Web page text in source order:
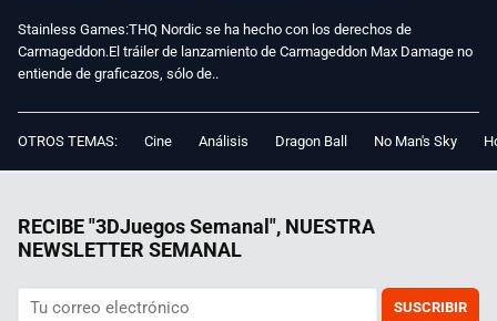
Stainless Games:THQ Nordic se ha hecho con los derechos de
Carmageddon.El tráiler de lanzamiento de Carmageddon Max Damage no
entiende de graficazos, sólo de..
OTROS TEMAS: Cine Análisis Dragon Ball No Man's Sky
RECIBE "3DJuegos Semanal", NUESTRA
NEWSLETTER SEMANAL
SUSCRIBIR